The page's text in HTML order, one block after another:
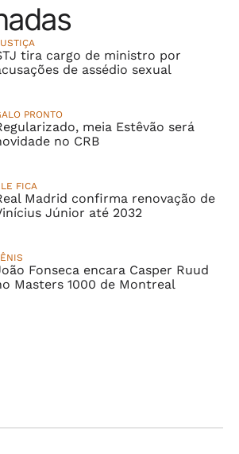
tira cargo de ministro por
de assédio sexual
PRONTO
meia Estêvão será
no CRB
FICA
Madrid confirma renovação de
Júnior até 2032
Fonseca encara Casper Ruud
Masters 1000 de Montreal